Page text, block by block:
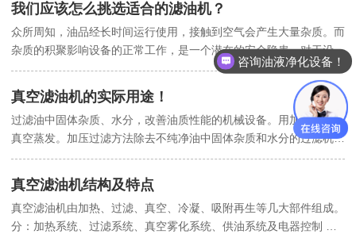
我们应该怎么挑选适合的滤油机？
众所周知，油品经长时间运行使用，接触到空气会产生大量杂质。而
杂质的积聚影响设备的正常工作，是一个潜在的安全隐患。对于设备
现场的管理人员来说，如何选择合适的滤油机过滤油中杂质就是我们
讨论的话题。
真空滤油机的实际用途！
过滤油中固体杂质、水分，改善油质性能的机械设备。用加压过滤或
真空蒸发。加压过滤方法除去不纯净油中固体杂质和水分的过滤机
组。滤油机主要用于提高电器用油的绝缘性能和润滑油的纯净程度。
滤油机以结构形式分：板框式滤油机、高精度滤油机、真空滤油机、
再生滤油机、离心式滤油机；以作用介质分：机油滤油机、变压器油
滤油机、抗燃油滤油机。
真空滤油机结构及特点
真空滤油机由加热、过滤、真空、冷凝、吸附再生等几大部件组成。
分：加热系统、过滤系统、真空雾化系统、供油系统及电器控制 系
咨询油液净化设备！